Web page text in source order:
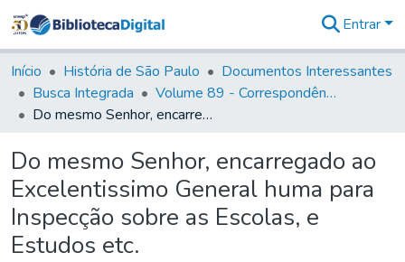
&
Coleções
Tudo na
Biblioteca
Estatísticas
Entrar
Início História de São Paulo
Documentos Interessantes
Busca Integrada
Volume 89 - Correspondência do então Governador e Capitão General de São Paulo, Antonio Manoel de Mello Castro (1797-1802)
Do mesmo Senhor, encarregado ao Excelentissimo General huma para Inspecção sobre as Escolas, e Estudos etc.
Do mesmo Senhor, encarregado ao
Excelentissimo General huma para
Inspecção sobre as Escolas, e
Estudos etc.